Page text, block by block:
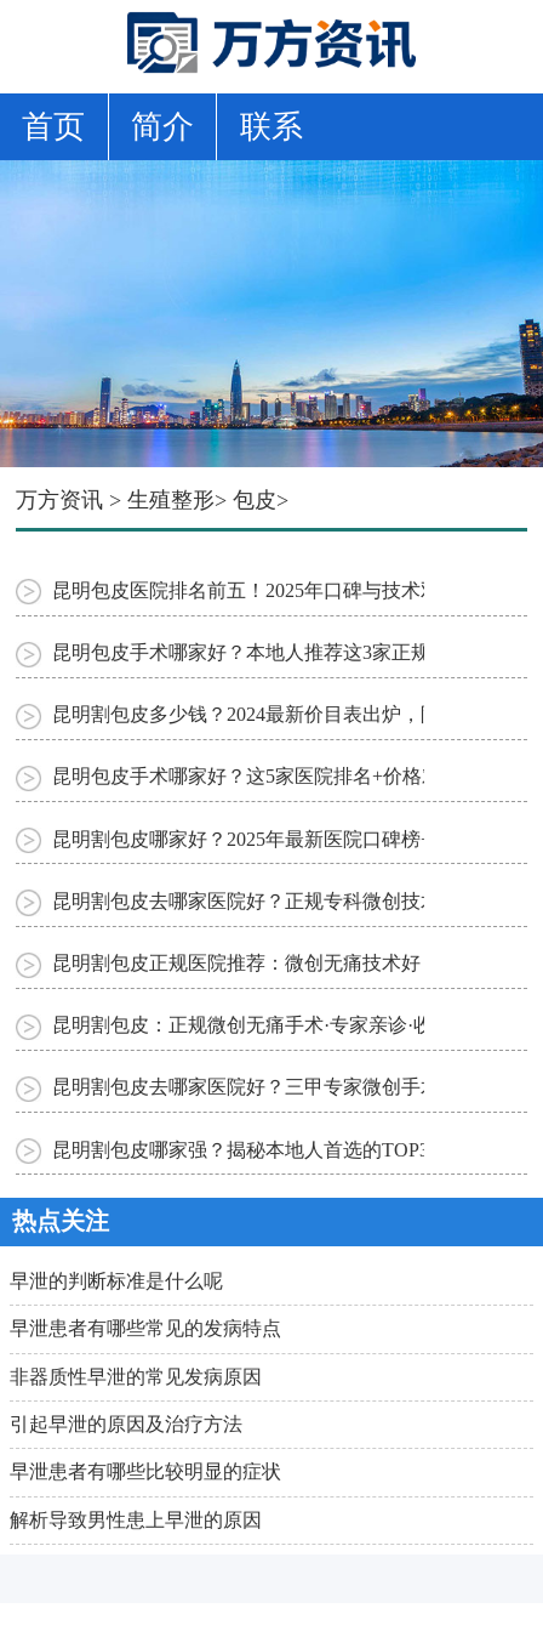
首页 简介 联系
万方资讯 >生殖整形>包皮>
昆明包皮医院排名前五！2025年口碑与技术双优推荐
昆明包皮手术哪家好？本地人推荐这3家正规医院，性价
昆明割包皮多少钱？2024最新价目表出炉，附正规医院避
昆明包皮手术哪家好？这5家医院排名+价格对比，建议收
昆明割包皮哪家好？2025年最新医院口碑榜+费用对比，
昆明割包皮去哪家医院好？正规专科微创技术·价格透明
昆明割包皮正规医院推荐：微创无痛技术好，价格透明恢
昆明割包皮：正规微创无痛手术·专家亲诊·收费透明当日
昆明割包皮去哪家医院好？三甲专家微创手术价格透明公
昆明割包皮哪家强？揭秘本地人首选的TOP3男科医院！
热点关注
早泄的判断标准是什么呢
早泄患者有哪些常见的发病特点
非器质性早泄的常见发病原因
引起早泄的原因及治疗方法
早泄患者有哪些比较明显的症状
解析导致男性患上早泄的原因